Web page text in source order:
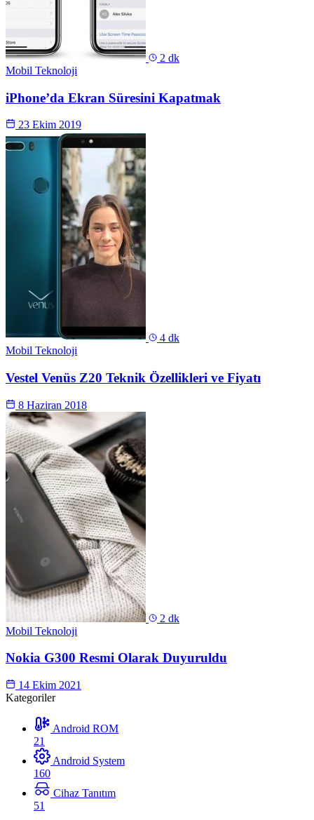
2 dk
Mobil Teknoloji
iPhone’da Ekran Süresini Kapatmak
23 Ekim 2019
4 dk
Mobil Teknoloji
Vestel Venüs Z20 Teknik Özellikleri ve Fiyatı
8 Haziran 2018
2 dk
Mobil Teknoloji
Nokia G300 Resmi Olarak Duyuruldu
14 Ekim 2021
Kategoriler
Android ROM
21
Android System
160
Cihaz Tanıtım
51